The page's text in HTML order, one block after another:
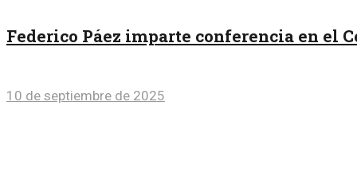
Federico Páez imparte conferencia en el
10 de septiembre de 2025